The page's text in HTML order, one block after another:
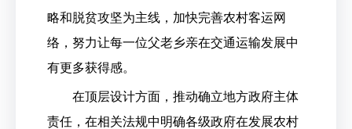
略和脱贫攻坚为主线，加快完善农村客运网
络，努力让每一位父老乡亲在交通运输发展中
有更多获得感。
在顶层设计方面，推动确立地方政府主体
责任，在相关法规中明确各级政府在发展农村